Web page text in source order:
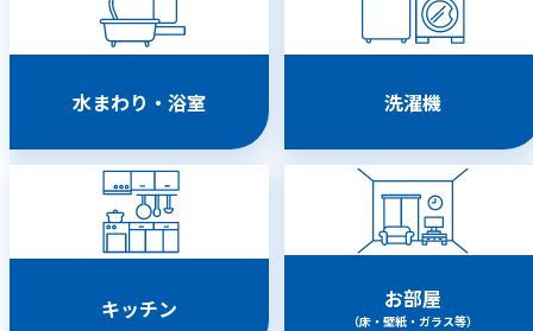
水まわり・浴室 洗濯機
キッチン お部屋
（床・壁紙・ガラス等）